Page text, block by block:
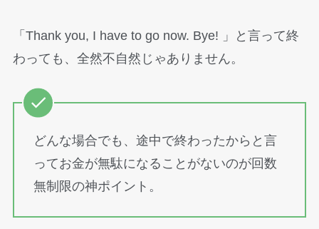
「Thank you, I have to go now. Bye! 」と言って終
わっても、全然不自然じゃありません。
どんな場合でも、途中で終わったからと言
ってお金が無駄になることがないのが回数
無制限の神ポイント。